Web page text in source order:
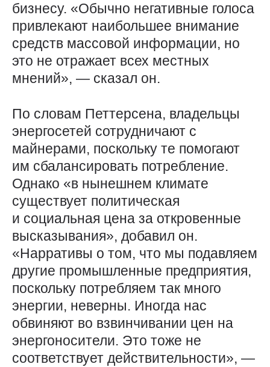
бизнесу. «Обычно негативные голоса
привлекают наибольшее внимание
средств массовой информации, но
это не отражает всех местных
мнений», — сказал он.
По словам Петтерсена, владельцы
энергосетей сотрудничают с
майнерами, поскольку те помогают
им сбалансировать потребление.
Однако «в нынешнем климате
существует политическая
и социальная цена за откровенные
высказывания», добавил он.
«Нарративы о том, что мы подавляем
другие промышленные предприятия,
поскольку потребляем так много
энергии, неверны. Иногда нас
обвиняют во взвинчивании цен на
энергоносители. Это тоже не
соответствует действительности», —